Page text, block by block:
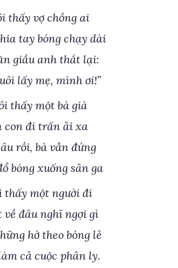
thấy vợ chồng ai
tay bóng chạy dài
giầu anh thắt lại:
lấy mẹ, mình ơi!”
thấy một bà già
con đi trấn ải xa
rồi, bà vẫn đứng
bóng xuống sân ga
thấy một người đi
về đâu nghĩ ngợi gì
hờ theo bóng lẻ
cả cuộc phân ly.